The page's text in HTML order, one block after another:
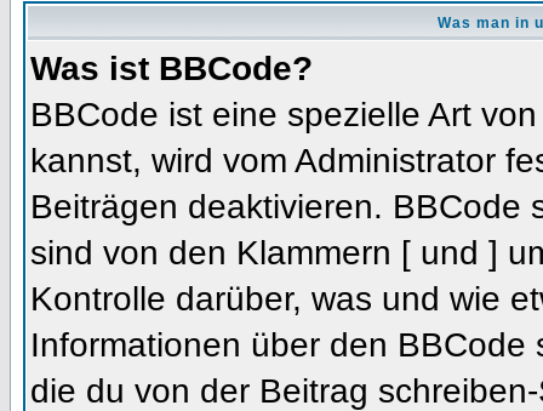
Was man in
Was ist BBCode?
BBCode ist eine spezielle Art
kannst, wird vom Administrator
Beiträgen deaktivieren. BBCode
sind von den Klammern [ und ]
Kontrolle darüber, was und wie
Informationen über den
die du von der Beitrag